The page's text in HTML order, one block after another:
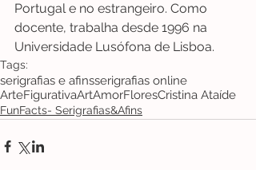
Portugal e no estrangeiro. Como
docente, trabalha desde 1996 na
Universidade Lusófona de Lisboa.
Tags:
serigrafias e afinsserigrafias online
ArteFigurativaArtAmorFloresCristina Ataíde
FunFacts- Serigrafias&Afins